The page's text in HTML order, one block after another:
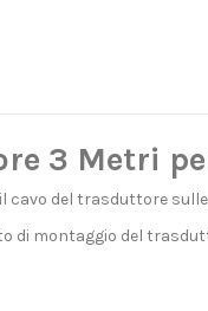
3 Metri
cavo del trasduttore
di montaggio del